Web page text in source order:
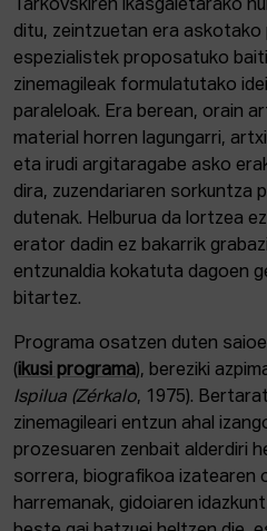
Tarkovskiren ikasgaietarako
ditu, zeintzuetan era
espezialistek proposatuko
zinemagileak formulatutako
paraleloak. Era berean, orain
material horren lagungarri,
eta irudi argitaragabe asko
dira, zuzendariaren sorkuntza
dutenak. Helburua da lortzea
erator dadin ez bakarrik
entzunaldia kokatuta dagoen
bitartez.
Programa osatzen duten
(ikusi programa), bereziki
Ispilua (Zérkalo, 1975).
zinemagileari entzun ahal
prozesuaren zenbait alderdiri
sorrera, biografikoa izatearen
harremanak, gidoiaren